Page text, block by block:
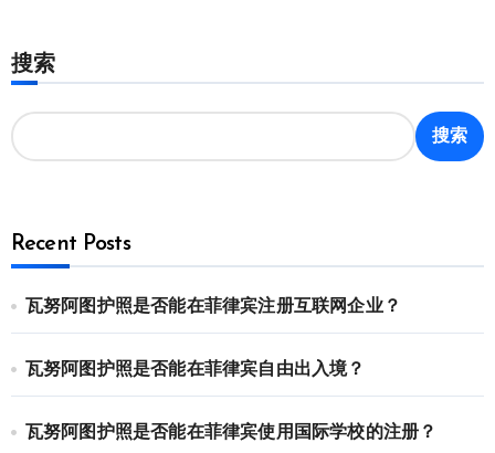
搜索
搜索
Recent Posts
瓦努阿图护照是否能在菲律宾注册互联网企业？
瓦努阿图护照是否能在菲律宾自由出入境？
瓦努阿图护照是否能在菲律宾使用国际学校的注册？